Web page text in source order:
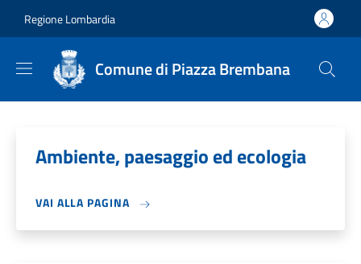
Regione Lombardia
Comune di Piazza Brembana
Ambiente, paesaggio ed ecologia
VAI ALLA PAGINA